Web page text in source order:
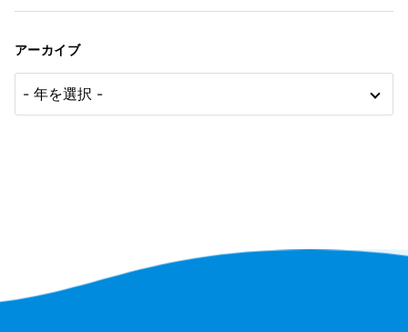
アーカイブ